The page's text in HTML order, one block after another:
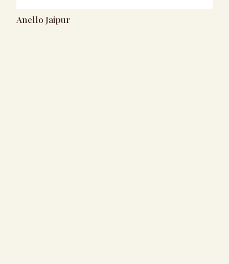
Anello Jaipur